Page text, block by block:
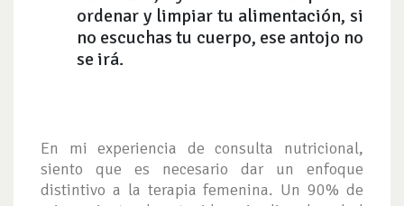
ordenar y limpiar tu alimentación, si
no escuchas tu cuerpo, ese antojo no
se irá.
En mi experiencia de consulta nutricional,
siento que es necesario dar un enfoque
distintivo a la terapia femenina. Un 90% de